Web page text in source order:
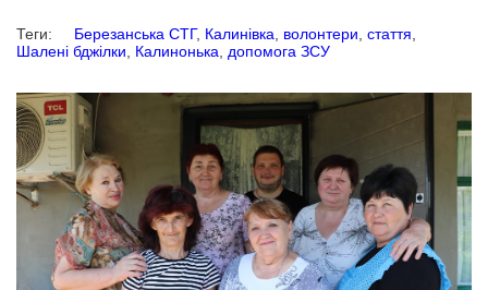
Теги: Березанська СТГ, Калинівка волонтери стаття
Шалені бджілки
Калинонька допомога ЗСУ